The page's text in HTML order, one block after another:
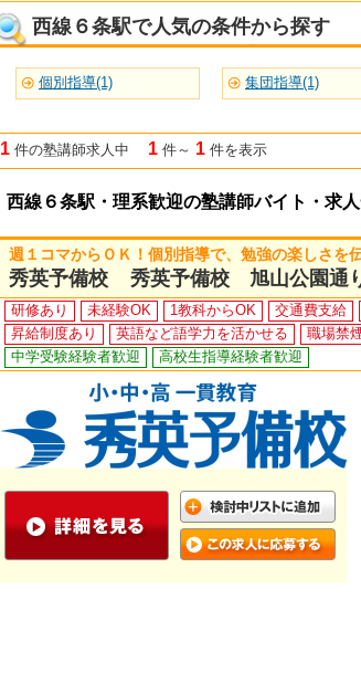
西線６条駅で人気の条件から探す
個別指導(1) 集団指導(1)
1 件の塾講師求人中 1 件～ 1 件を表示
西線６条駅・理系歓迎の塾講師バイト・求
週１コマからＯＫ！個別指導で、勉強の楽しさを
秀英予備校 秀英予備校 旭山公園通
研修あり 未経験OK 1教科からOK 交通費支給
昇給制度あり
英語など語学力を活かせる 職場禁
中学受験経験者歓迎
高校生指導経験者歓迎